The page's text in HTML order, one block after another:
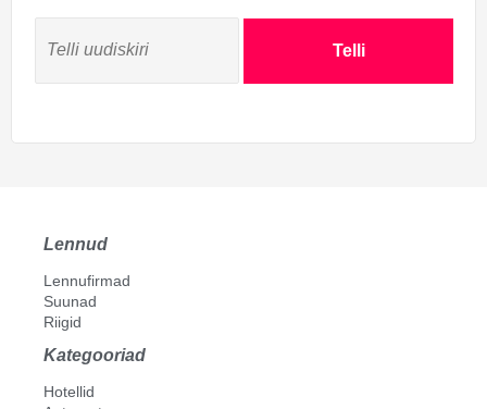
Telli
Lennud
Lennufirmad
Suunad
Riigid
Kategooriad
Hotellid